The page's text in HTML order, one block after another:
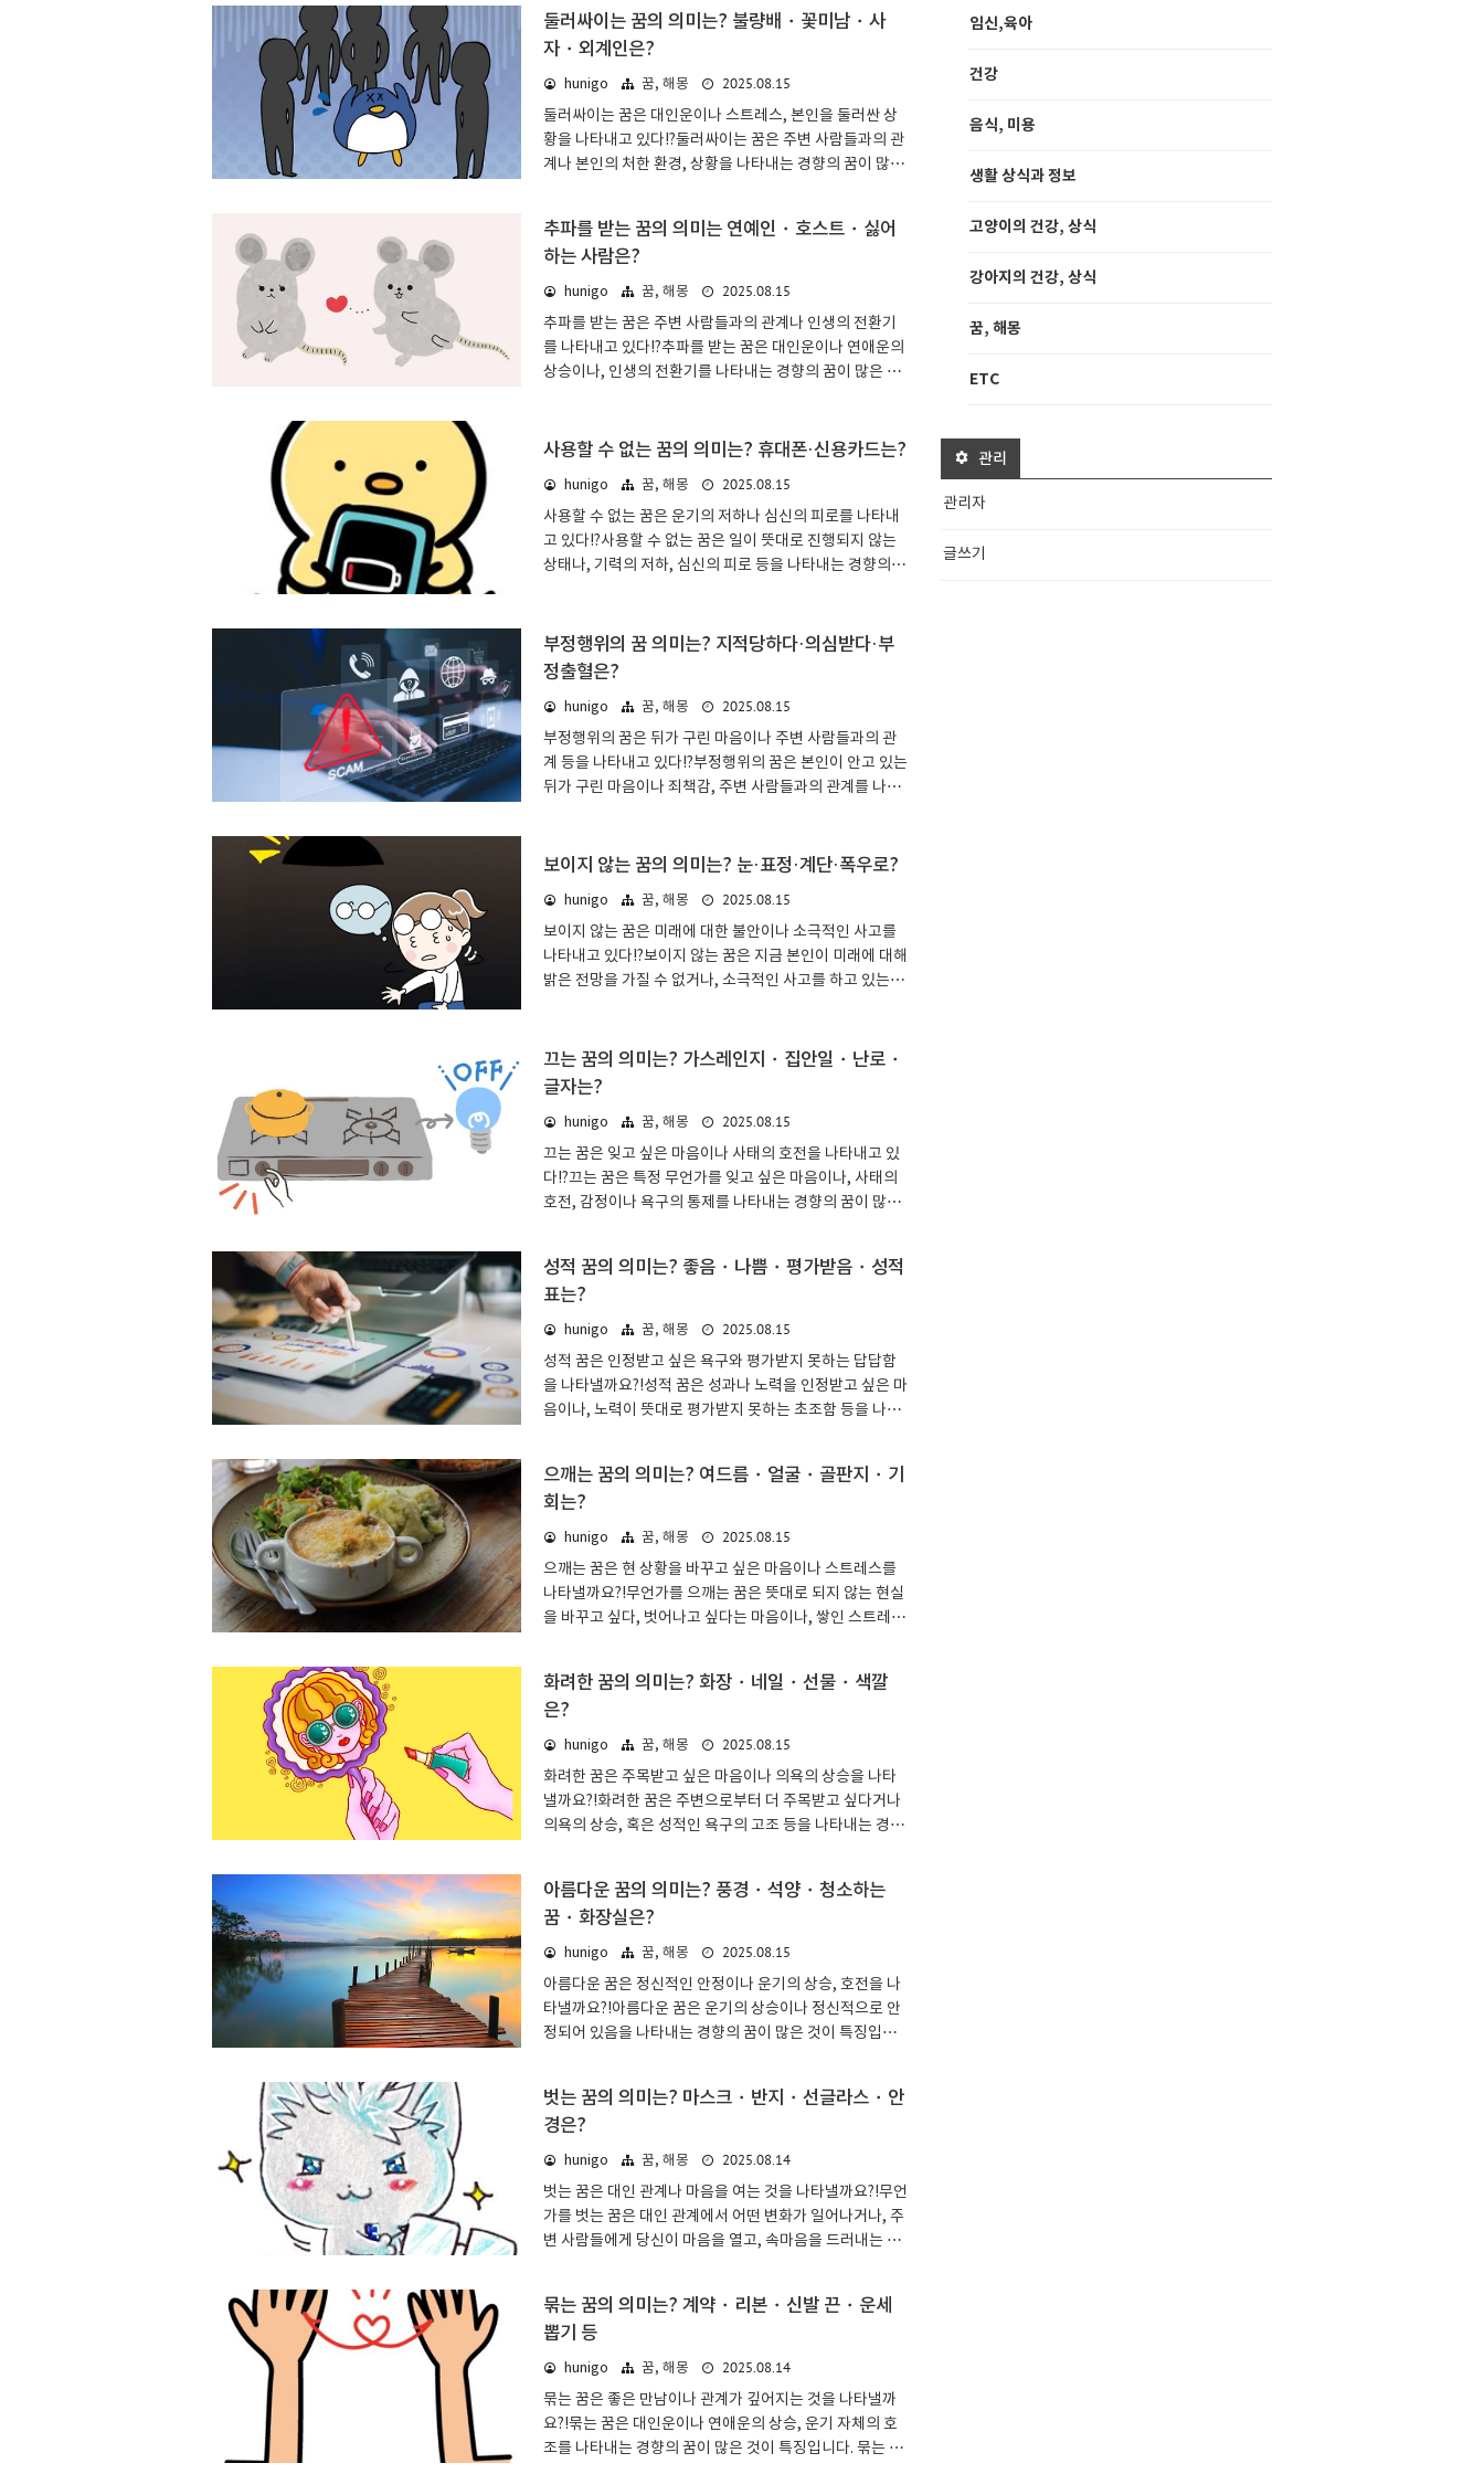
둘러싸이는 꿈의 의미는? 불량배・꽃미남・사
자・외계인은?
hunigo 꿈, 해몽
2025.08.15
둘러싸이는 꿈은 대인운이나 스트레스, 본인을 둘러싼 상
황을 나타내고 있다!?둘러싸이는 꿈은 주변 사람들과의 관
계나 본인의 처한 환경, 상황을 나타내는 경향의 꿈이 많은
러싸이는 꿈: 기본적인 의미 & 심리 상태꿈 해몽에서 둘러
싸이는 것은, 본인 자신을 둘러싼 대인 관계나 환경 등을 의
미합니다. 물리적으로 본인을 둘러싸는 것이므로, 대인운
수 있을 것입니다.둘러싸이는 것에 따라 길흉이 갈리지만,
특별히 싫은 인상을 받지 않는 경우는 길몽, 두려움을 느끼
는 것이라면 흉조라고 생각하면 이해하기 쉬울 것입니다.
추파를 받는 꿈의 의미는 연예인・호스트・싫어
하는 사람은?
hunigo 꿈, 해몽
2025.08.15
추파를 받는 꿈은 주변 사람들과의 관계나 인생의 전환기
를 나타내고 있다!?추파를 받는 꿈은 대인운이나 연애운의
상승이나, 인생의 전환기를 나타내는 경향의 꿈이 많은 것
달라집니다.추파를 받는 꿈: 기본적인 의미 & 심리 상태꿈
생의 전환기를 나타냅니다. 추파를 받는다는 것은 상대방
으로부터 호의를 받고, 원해지고 있다는 의미입니다. 그만
큼 대인운이나 연애운에 관한 해석이 많습니다.원하는 위
치에 있으므로 길조도 많지만, 상대방이나 추파를 받았을
사용할 수 없는 꿈의 의미는? 휴대폰·신용카드는?
hunigo 꿈, 해몽
2025.08.15
사용할 수 없는 꿈은 운기의 저하나 심신의 피로를 나타내
고 있다!?사용할 수 없는 꿈은 일이 뜻대로 진행되지 않는
상태나, 기력의 저하, 심신의 피로 등을 나타내는 경향의
라집니다.사용할 수 없는 꿈: 기본적인 의미 & 심리 상태꿈
해몽에서 사용할 수 없다는 것은 어떤 이유로 일이 뜻대로
되지 않거나, 심신의 피로 등을 나타냅니다. 원하는 결과를
얻을 수 없거나 행동할 수 없는 상태가, 사용할 수 없다는
꿈으로 나타났다고 할 수 있을 것입니다.지금은 사용할 수
없는 상태라 하더라도, 조절하거나 냉각기를 거치면 다시
사용할 수 있게 될 가능성도 있습니다. 본인의 심신 상태를
부정행위의 꿈 의미는? 지적당하다·의심받다·부
정출혈은?
hunigo 꿈, 해몽
2025.08.15
부정행위의 꿈은 뒤가 구린 마음이나 주변 사람들과의 관
계 등을 나타내고 있다!?부정행위의 꿈은 본인이 안고 있는
뒤가 구린 마음이나 죄책감, 주변 사람들과의 관계를 나타
가 부정행위를 하는지 등에 따라 해석이 달라집니다.부정
위는 뒤가 구린 마음이나 죄책감, 주변 사람들과의 관계 등
을 나타냅니다. 부정행위란 문자 그대로 옳지 않은 것이므
로, 꿈 해몽으로는 다소 흉조가 많다고 할 수 있을 것입니
다.뒤가 구린 마음 등을 안고 있는 경우는, 마음의 짐이 되
보이지 않는 꿈의 의미는? 눈·표정·계단·폭우로?
hunigo 꿈, 해몽
2025.08.15
보이지 않는 꿈은 미래에 대한 불안이나 소극적인 사고를
나타내고 있다!?보이지 않는 꿈은 지금 본인이 미래에 대해
밝은 전망을 가질 수 없거나, 소극적인 사고를 하고 있는 경
는지 등에 따라 해석이 달라집니다.보이지 않는 꿈: 기본적
인 의미 & 심리 상태꿈 해몽에서 보이지 않는다는 것은, 상
대방의 마음을 알 수 없거나, 미래에 대해 밝은 전망을 가질
수 없다는 것을 나타냅니다. 이유가 어떻든, 눈앞의 것이 보
이지 않는 상황은 불안감을 느끼게 합니다. 사람은 정보의
80%를 시각에서 얻으므로, 그만큼 본인이 안고 있는 불안
이나 두려움이 크다고 할 수 있을 것입니다.운기 자체도 좋
끄는 꿈의 의미는? 가스레인지・집안일・난로・
글자는?
hunigo 꿈, 해몽
2025.08.15
끄는 꿈은 잊고 싶은 마음이나 사태의 호전을 나타내고 있
다!?끄는 꿈은 특정 무언가를 잊고 싶은 마음이나, 사태의
호전, 감정이나 욕구의 통제를 나타내는 경향의 꿈이 많은
집니다.끄는 꿈: 기본적인 의미 & 심리 상태꿈 해몽에서 끄
는 것은 무언가를 잊고 싶은 마음이나, 감정 및 욕구를 통제
할 수 있음을 의미합니다. 꿈에서 끄는 것은 특정 기억이나
을 수도 있겠지만, 끈다는 것은 존재 자체가 사라진다는 의
미입니다. 상황에 따라 고민이나 문제로부터의 해방이 될
수도 있지만, 소중한 사람과의 인연이 끊어질 가능성도 있
성적 꿈의 의미는? 좋음・나쁨・평가받음・성적
표는?
hunigo 꿈, 해몽
2025.08.15
성적 꿈은 인정받고 싶은 욕구와 평가받지 못하는 답답함
을 나타낼까요?!성적 꿈은 성과나 노력을 인정받고 싶은 마
음이나, 노력이 뜻대로 평가받지 못하는 초조함 등을 나타
에 따라 해석이 달라집니다.성적 꿈: 기본적인 의미 & 심리
상태꿈 해몽에서 성적은 타인으로부터의 평가나 인정받고
싶은 욕구, 향상심, 압박감 등을 나타냅니다.타인으로부터
사람은 원래부터 성적에 관한 꿈을 잘 꾸지 않을 것입니다.
즉 성적에 관한 꿈을 꾼다는 것은 인정받고 싶은 욕구가 강
하다고 볼 수 있습니다.타인에게 지기 싫고 인정받고 싶은
으깨는 꿈의 의미는? 여드름・얼굴・골판지・기
회는?
hunigo 꿈, 해몽
2025.08.15
으깨는 꿈은 현 상황을 바꾸고 싶은 마음이나 스트레스를
나타낼까요?!무언가를 으깨는 꿈은 뜻대로 되지 않는 현실
을 바꾸고 싶다, 벗어나고 싶다는 마음이나, 쌓인 스트레스
는 것인지 등에 따라 해석이 달라집니다.으깨는 꿈: 기본적
인 의미 & 심리 상태꿈 해몽에서 으깨는 것은 스트레스나
답답함을 쌓아두고 있거나, 현 상황을 바꾸고 싶다는 마음
나, 현 상황을 바꾸고 싶다는 긍정적인 마음을 나타내기도
하지만, 그만큼 쌓인 답답함이 크다는 의미이므로 주의해
야 합니다.스트레스로 인해 수면의 질도 나빠지고 있을 수
화려한 꿈의 의미는? 화장・네일・선물・색깔
은?
hunigo 꿈, 해몽
2025.08.15
화려한 꿈은 주목받고 싶은 마음이나 의욕의 상승을 나타
낼까요?!화려한 꿈은 주변으로부터 더 주목받고 싶다거나
의욕의 상승, 혹은 성적인 욕구의 고조 등을 나타내는 경향
집니다.화려한 꿈: 기본적인 의미 & 심리 상태꿈 해몽에서
화려한 것은 마음속 깊은 소망이나 인정 욕구, 감정의 고조
등을 나타냅니다.기분을 북돋우고 싶을 때 일부러 화려한
게 되고 싶다'는 마음이나, 더 주변으로부터 주목받고 싶다
는 마음이 고조된 상태라고 할 수 있을 것입니다.다만 의욕
은 있지만 헛돌 가능성도 있으니, 기세는 적당히 하는 것이
아름다운 꿈의 의미는? 풍경・석양・청소하는
꿈・화장실은?
hunigo 꿈, 해몽
2025.08.15
아름다운 꿈은 정신적인 안정이나 운기의 상승, 호전을 나
타낼까요?!아름다운 꿈은 운기의 상승이나 정신적으로 안
정되어 있음을 나타내는 경향의 꿈이 많은 것이 특징입니
석이 달라집니다.아름다운 꿈: 기본적인 의미 & 심리 상태
꿈 해몽에서 아름다운 사물이나 풍경은 운기의 상승이나
호전을 나타냅니다. 아름다운 사물이나 풍경을 보면 그 자
해몽에서도 그런 경향이 강하며, 아름다운 것에 관한 꿈은
정신적인 안정이나 길조를 나타낸다고 생각하면 좋을 것입
니다. 긍정적인 사고로 행운을 확실히 잡으세요!아름다운
벗는 꿈의 의미는? 마스크・반지・선글라스・안
경은?
hunigo 꿈, 해몽
2025.08.14
벗는 꿈은 대인 관계나 마음을 여는 것을 나타낼까요?!무언
가를 벗는 꿈은 대인 관계에서 어떤 변화가 일어나거나, 주
변 사람들에게 당신이 마음을 열고, 속마음을 드러내는 경
니다.벗는 꿈: 기본적인 의미 & 심리 상태꿈 해몽에서 벗는
것은 마음을 열거나 대인 관계에서 어떤 변화가 있음을 나
타냅니다. 얼굴을 가려 표정을 숨기는 것, 또는 본래의 자신
으로 드러내는 것이겠지요.속마음으로 사람과 사귀는 것은
두려운 부분도 있습니다. 그러나 본래의 자신을 억누르는
것은 스트레스의 원인이 될 수도 있습니다. 속마음으로 사
묶는 꿈의 의미는? 계약・리본・신발 끈・운세
뽑기 등
hunigo 꿈, 해몽
2025.08.14
묶는 꿈은 좋은 만남이나 관계가 깊어지는 것을 나타낼까
요?!묶는 꿈은 대인운이나 연애운의 상승, 운기 자체의 호
조를 나타내는 경향의 꿈이 많은 것이 특징입니다. 묶는 것
임신,육아
건강
음식, 미용
생활 상식과 정보
고양이의 건강, 상식
강아지의 건강, 상식
꿈, 해몽
ETC
관리
관리자
글쓰기